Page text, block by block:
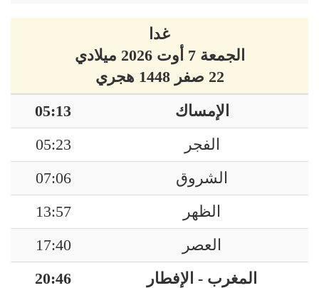
غدا
الجمعة 7 أوت 2026 ميلادي
22 صفر 1448 هجري
الإمساك
05:13
الفجر
05:23
الشروق
07:06
الظهر
13:57
العصر
17:40
المغرب - الإفطار
20:46